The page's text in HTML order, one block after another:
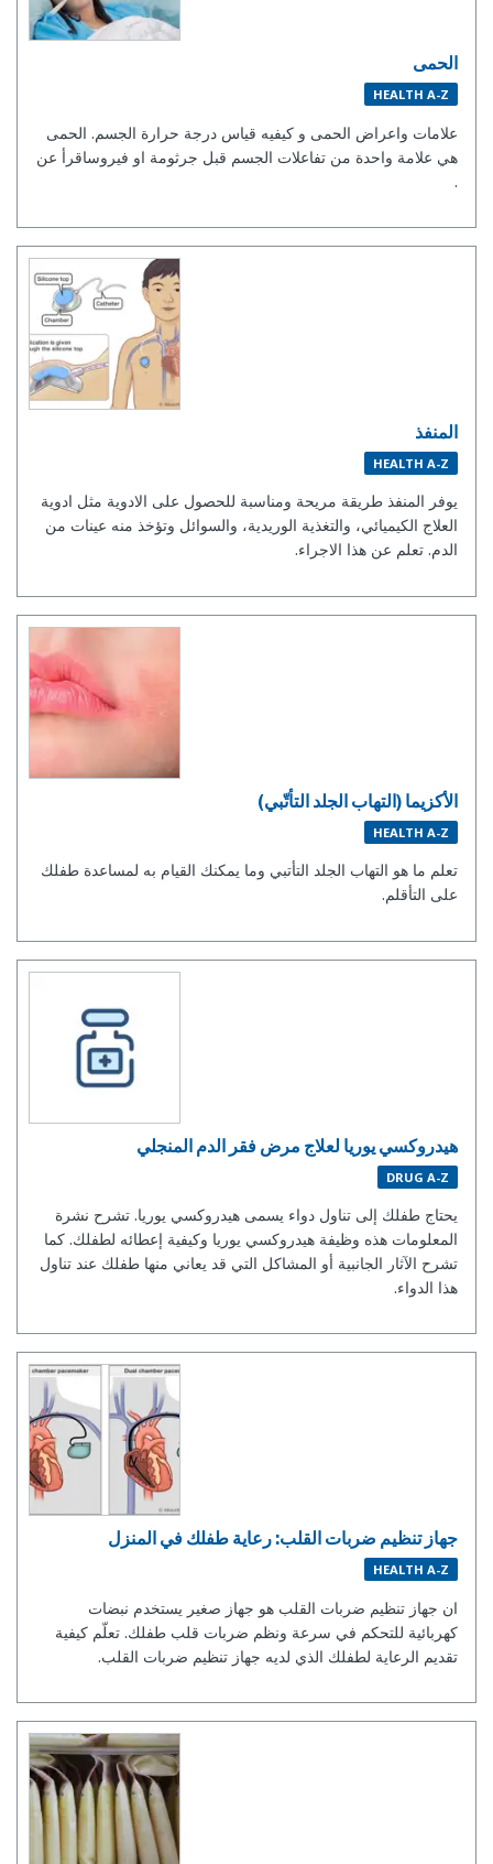
الحمى
HEALTH A-Z
علامات واعراض الحمى و كيفيه قياس درجة حرارة الجسم. الحمى
هي علامة واحدة من تفاعلات الجسم قبل جرثومة او فيروساقرأ عن
.
المنفذ
HEALTH A-Z
يوفر المنفذ طريقة مريحة ومناسبة للحصول على الادوية مثل ادوية
العلاج الكيميائي، والتغذية الوريدية، والسوائل وتؤخذ منه عينات من
الدم. تعلم عن هذا الاجراء.
الأكزيما (التهاب الجلد التأتّبي)
HEALTH A-Z
تعلم ما هو التهاب الجلد التأتبي وما يمكنك القيام به لمساعدة طفلك
على التأقلم.
هيدروكسي يوريا لعلاج مرض فقر الدم المنجلي
DRUG A-Z
يحتاج طفلك إلى تناول دواء يسمى هيدروكسي يوريا. تشرح نشرة
المعلومات هذه وظيفة هيدروكسي يوريا وكيفية إعطائه لطفلك. كما
تشرح الآثار الجانبية أو المشاكل التي قد يعاني منها طفلك عند تناول
هذا الدواء.
جهاز تنظيم ضربات القلب: رعاية طفلك في المنزل
HEALTH A-Z
ان جهاز تنظيم ضربات القلب هو جهاز صغير يستخدم نبضات
كهربائية للتحكم في سرعة ونظم ضربات قلب طفلك. تعلّم كيفية
تقديم الرعاية لطفلك الذي لديه جهاز تنظيم ضربات القلب.